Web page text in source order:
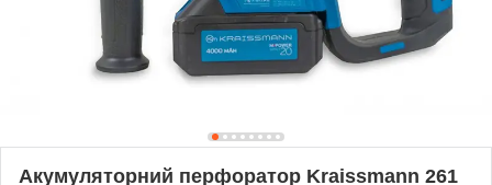
Акумуляторний перфоратор Kraissmann 261